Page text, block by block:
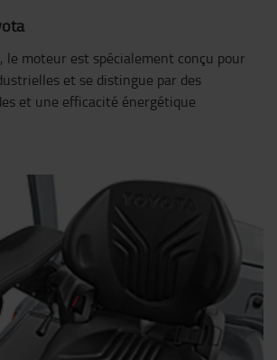
le moteur est spécialement conçu pour
et se distingue par des
et une efficacité énergétique